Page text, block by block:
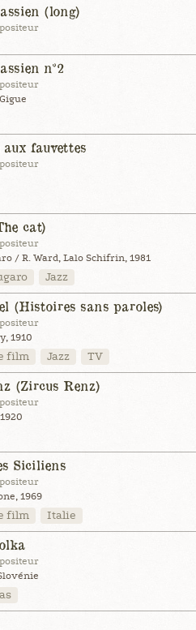
(long)
n°2
fauvettes
cat)
/ R. Ward, Lalo Schifrin, 1981
Jazz
(Histoires sans paroles)
1910
film Jazz TV
(Zircus Renz)
Siciliens
1969
film Italie